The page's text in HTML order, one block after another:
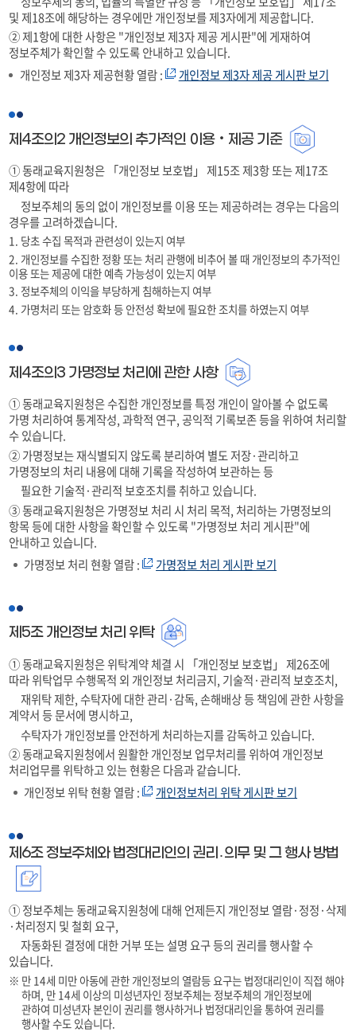
및 제18조에 해당하는 경우에만 개인정보를 제3자에게 제공합니다.
② 제1항에 대한 사항은 "개인정보 제3자 제공 게시판"에 게재하여
정보주체가 확인할 수 있도록 안내하고 있습니다.
개인정보 제3자 제공현황 열람 :
개인정보 제3자 제공 게시판 보기
제4조의2 개인정보의 추가적인 이용‧제공 기준
① 동래교육지원청은 「개인정보 보호법」 제15조 제3항 또는 제17조
제4항에 따라
정보주체의 동의 없이 개인정보를 이용 또는 제공하려는 경우는 다음의
경우를 고려하겠습니다.
1. 당초 수집 목적과 관련성이 있는지 여부
2. 개인정보를 수집한 정황 또는 처리 관행에 비추어 볼 때 개인정보의 추가적인
이용 또는 제공에 대한 예측 가능성이 있는지 여부
3. 정보주체의 이익을 부당하게 침해하는지 여부
4. 가명처리 또는 암호화 등 안전성 확보에 필요한 조치를 하였는지 여부
제4조의3 가명정보 처리에 관한 사항
① 동래교육지원청은 수집한 개인정보를 특정 개인이 알아볼 수 없도록
가명 처리하여 통계작성, 과학적 연구, 공익적 기록보존 등을 위하여 처리할
수 있습니다.
② 가명정보는 재식별되지 않도록 분리하여 별도 저장·관리하고
가명정보의 처리 내용에 대해 기록을 작성하여 보관하는 등
필요한 기술적·관리적 보호조치를 취하고 있습니다.
③ 동래교육지원청은 가명정보 처리 시 처리 목적, 처리하는 가명정보의
항목 등에 대한 사항을 확인할 수 있도록 "가명정보 처리 게시판"에
안내하고 있습니다.
가명정보 처리 현황 열람 :
가명정보 처리 게시판 보기
제5조 개인정보 처리 위탁
① 동래교육지원청은 위탁계약 체결 시 「개인정보 보호법」 제26조에
따라 위탁업무 수행목적 외 개인정보 처리금지, 기술적·관리적 보호조치,
재위탁 제한, 수탁자에 대한 관리·감독, 손해배상 등 책임에 관한 사항을
계약서 등 문서에 명시하고,
수탁자가 개인정보를 안전하게 처리하는지를 감독하고 있습니다.
② 동래교육지원청에서 원활한 개인정보 업무처리를 위하여 개인정보
처리업무를 위탁하고 있는 현황은 다음과 같습니다.
개인정보 위탁 현황 열람 :
개인정보처리 위탁 게시판 보기
제6조 정보주체와 법정대리인의 권리․의무 및 그 행사 방법
① 정보주체는 동래교육지원청에 대해 언제든지 개인정보 열람·정정·삭제
·처리정지 및 철회 요구,
자동화된 결정에 대한 거부 또는 설명 요구 등의 권리를 행사할 수
있습니다.
만 14세 미만 아동에 관한 개인정보의 열람등 요구는 법정대리인이 직접 해야
하며, 만 14세 이상의 미성년자인 정보주체는 정보주체의 개인정보에
관하여 미성년자 본인이 권리를 행사하거나 법정대리인을 통하여 권리를
행사할 수도 있습니다.